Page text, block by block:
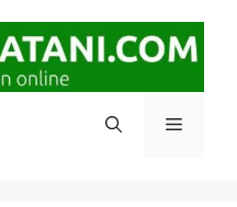
Menu